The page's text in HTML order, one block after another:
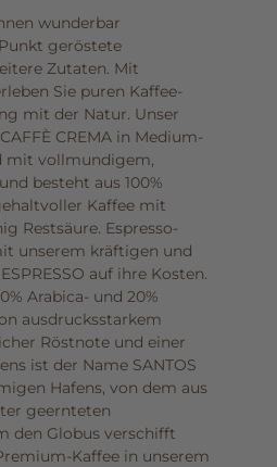
wunderbar
geröstete
Zutaten. Mit
Sie puren Kaffee-
mit der Natur. Unser
CREMA in Medium-
mit vollmundigem,
besteht aus 100%
Kaffee mit
Restsäure. Espresso-
unserem kräftigen und
auf ihre Kosten.
Arabica- und 20%
ausdrucksstarkem
Röstnote und einer
ist der Name SANTOS
Hafens, von dem aus
geernteten
den Globus verschifft
Kaffee in unserem